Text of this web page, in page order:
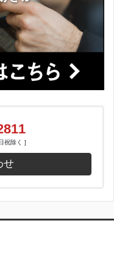
祝除く ]
せ